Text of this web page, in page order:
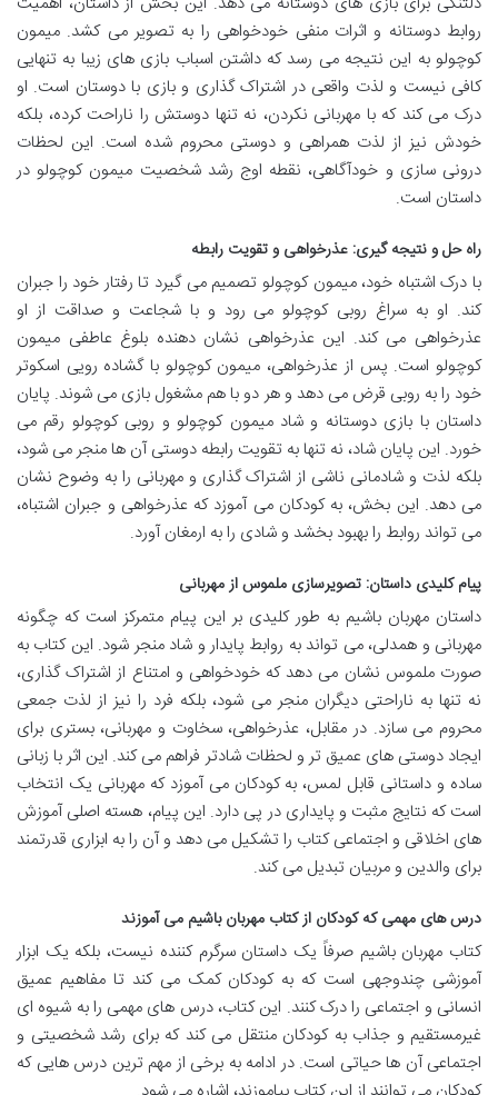
روابط دوستانه و اثرات منفی خودخواهی را به تصویر می کشد. میمون
کوچولو به این نتیجه می رسد که داشتن اسباب بازی های زیبا به تنهایی
کافی نیست و لذت واقعی در اشتراک گذاری و بازی با دوستان است. او
درک می کند که با مهربانی نکردن، نه تنها دوستش را ناراحت کرده، بلکه
خودش نیز از لذت همراهی و دوستی محروم شده است. این لحظات
درونی سازی و خودآگاهی، نقطه اوج رشد شخصیت میمون کوچولو در
داستان است.
راه حل و نتیجه گیری: عذرخواهی و تقویت رابطه
با درک اشتباه خود، میمون کوچولو تصمیم می گیرد تا رفتار خود را جبران
کند. او به سراغ روبی کوچولو می رود و با شجاعت و صداقت از او
عذرخواهی می کند. این عذرخواهی نشان دهنده بلوغ عاطفی میمون
کوچولو است. پس از عذرخواهی، میمون کوچولو با گشاده رویی اسکوتر
خود را به روبی قرض می دهد و هر دو با هم مشغول بازی می شوند. پایان
داستان با بازی دوستانه و شاد میمون کوچولو و روبی کوچولو رقم می
خورد. این پایان شاد، نه تنها به تقویت رابطه دوستی آن ها منجر می شود،
بلکه لذت و شادمانی ناشی از اشتراک گذاری و مهربانی را به وضوح نشان
می دهد. این بخش، به کودکان می آموزد که عذرخواهی و جبران اشتباه،
می تواند روابط را بهبود بخشد و شادی را به ارمغان آورد.
پیام کلیدی داستان: تصویرسازی ملموس از مهربانی
داستان مهربان باشیم به طور کلیدی بر این پیام متمرکز است که چگونه
مهربانی و همدلی، می تواند به روابط پایدار و شاد منجر شود. این کتاب به
صورت ملموس نشان می دهد که خودخواهی و امتناع از اشتراک گذاری،
نه تنها به ناراحتی دیگران منجر می شود، بلکه فرد را نیز از لذت جمعی
محروم می سازد. در مقابل، عذرخواهی، سخاوت و مهربانی، بستری برای
ایجاد دوستی های عمیق تر و لحظات شادتر فراهم می کند. این اثر با زبانی
ساده و داستانی قابل لمس، به کودکان می آموزد که مهربانی یک انتخاب
است که نتایج مثبت و پایداری در پی دارد. این پیام، هسته اصلی آموزش
های اخلاقی و اجتماعی کتاب را تشکیل می دهد و آن را به ابزاری قدرتمند
برای والدین و مربیان تبدیل می کند.
درس های مهمی که کودکان از کتاب مهربان باشیم می آموزند
کتاب مهربان باشیم صرفاً یک داستان سرگرم کننده نیست، بلکه یک ابزار
آموزشی چندوجهی است که به کودکان کمک می کند تا مفاهیم عمیق
انسانی و اجتماعی را درک کنند. این کتاب، درس های مهمی را به شیوه ای
غیرمستقیم و جذاب به کودکان منتقل می کند که برای رشد شخصیتی و
اجتماعی آن ها حیاتی است. در ادامه به برخی از مهم ترین درس هایی که